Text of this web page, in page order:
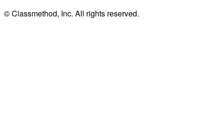
© Classmethod, Inc. All rights reserved.